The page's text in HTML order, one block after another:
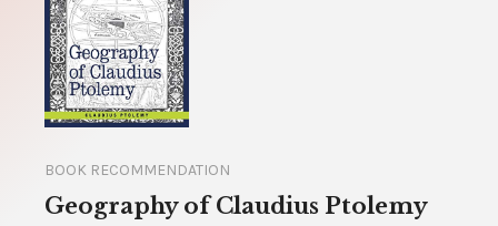
BOOK RECOMMENDATION
Geography of Claudius Ptolemy